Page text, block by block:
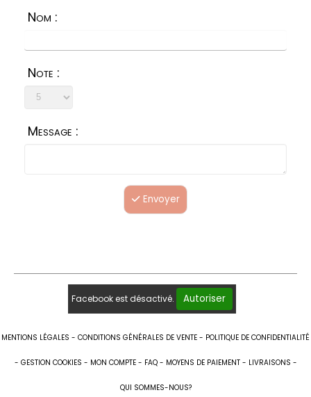
Nom :
Note :
Message :
Envoyer
Facebook est désactivé. Autoriser
MENTIONS LÉGALES CONDITIONS GÉNÉRALES DE VENTE POLITIQUE DE CONFIDENTIALITÉ
GESTION COOKIES MON COMPTE FAQ MOYENS DE PAIEMENT LIVRAISONS
QUI SOMMES-NOUS?